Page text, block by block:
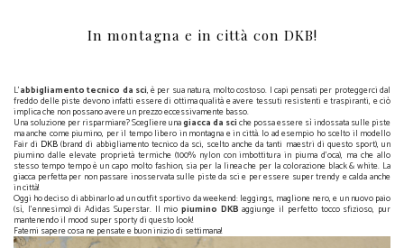
In montagna e in città con DKB!
L'abbigliamento tecnico da sci, è per sua natura, molto costoso. I capi pensati per proteggerci dal
freddo delle piste devono infatti essere di ottima qualità e avere tessuti resistenti e traspiranti, e ciò
implica che non possano avere un prezzo eccessivamente basso.
Una soluzione per risparmiare? Scegliere unagiacca da sciche possa essere sì indossata sulle piste
ma anche come piumino, per il tempo libero in montagna e in città. Io ad esempio ho scelto il modello
Fair di DKB(brand di abbigliamento tecnico da sci, scelto anche da tanti maestri di questo sport), un
piumino dalle elevate proprietà termiche (100% nylon con imbottitura in piuma d'oca), ma che allo
stesso tempo tempo è un capo molto fashion, sia per la linea che per la colorazione black & white. La
giacca perfetta per non passare inosservata sulle piste da sci e per essere super trendy e calda anche
in città!
Oggi ho deciso di abbinarlo ad un outfit sportivo da weekend: leggings, maglione nero, e un nuovo paio
(sì, l'ennesimo) di Adidas Superstar. Il mio piumino DKB aggiunge il perfetto tocco sfizioso, pur
mantenendo il mood super sporty di questo look!
Fatemi sapere cosa ne pensate e buon inizio di settimana!